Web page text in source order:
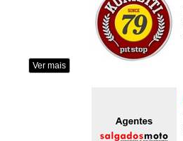
Ver mais